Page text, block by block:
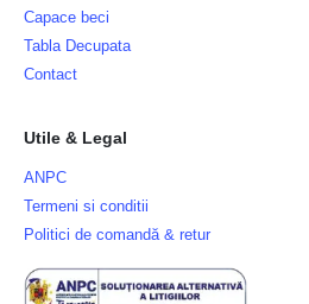
Capace beci
Tabla Decupata
Contact
Utile & Legal
ANPC
Termeni si conditii
Politici de comandă & retur